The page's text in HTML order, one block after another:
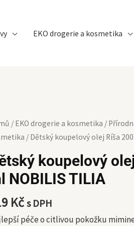
EKO drogerie a kosmetika
/ EKO drogerie a kosmetika /
/ Dětský koupelový olej Ríša
koupelový
NOBILIS TILIA
Kčs DPH
péče o citlivou pokožku